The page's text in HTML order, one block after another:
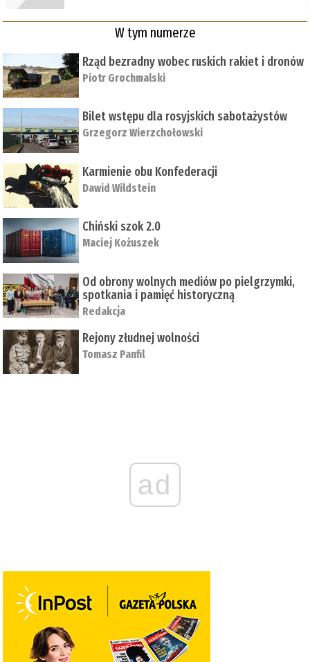
W tym numerze
Rząd bezradny wobec ruskich rakiet i dronów
Piotr Grochmalski
Bilet wstępu dla rosyjskich sabotażystów
Grzegorz Wierzchołowski
Karmienie obu Konfederacji
Dawid Wildstein
Chiński szok 2.0
Maciej Kożuszek
Od obrony wolnych mediów po pielgrzymki,
spotkania i pamięć historyczną
Redakcja
Rejony złudnej wolności
Tomasz Panfil
ad